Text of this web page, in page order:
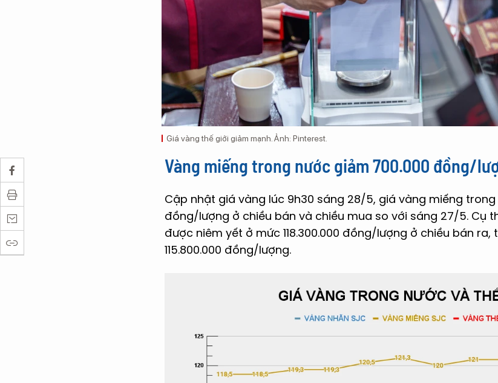
Giá vàng thế giới giảm mạnh. Ảnh: Pinterest.
Vàng miếng trong nước giảm 700.000 đồng/
Cập nhật giá vàng lúc 9h30 sáng 28/5, giá vàng miếng
đồng/lượng ở chiều bán và chiều mua so với sáng 27/5. Cụ
được niêm yết ở mức 118.300.000 đồng/lượng ở chiều bán
115.800.000 đồng/lượng.